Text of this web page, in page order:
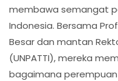
membawa semangat
Indonesia. Bersama
Besar dan mantan
(UNPATTI), mereka
bagaimana